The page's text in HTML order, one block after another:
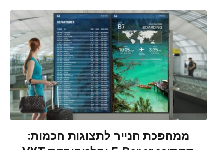
ממהפכת הנייר לתצוגות חכמות: